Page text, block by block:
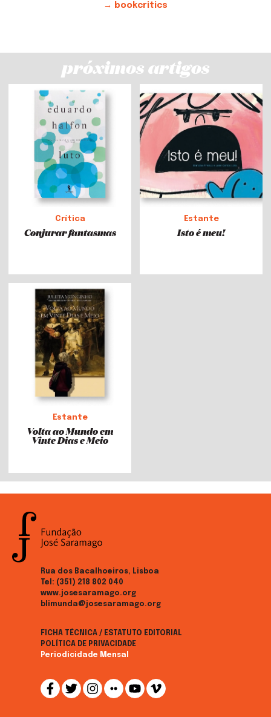
→ bookcritics
próximos artigos
Crítica
Conjurar fantasmas
Estante
Isto é meu!
Estante
Volta ao Mundo em
Vinte Dias e Meio
Rua dos Bacalhoeiros, Lisboa
Tel: (351) 218 802 040
www.josesaramago.org
blimunda@josesaramago.org
FICHA TÉCNICA / ESTATUTO EDITORIAL
POLÍTICA DE PRIVACIDADE
Periodicidade Mensal